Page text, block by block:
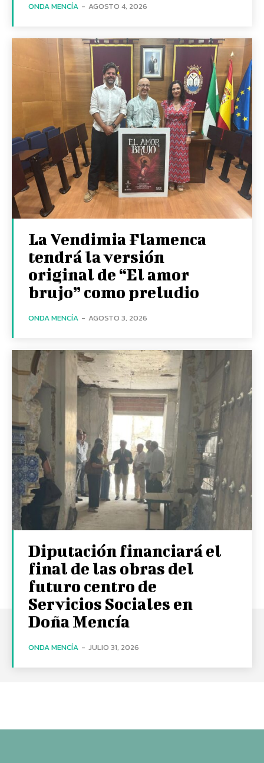
ONDA MENCÍA - AGOSTO 4, 2026
La Vendimia Flamenca
tendrá la versión
original de “El amor
brujo” como preludio
ONDA MENCÍA - AGOSTO 3, 2026
Diputación financiará el
final de las obras del
futuro centro de
Servicios Sociales en
Doña Mencía
ONDA MENCÍA - JULIO 31, 2026